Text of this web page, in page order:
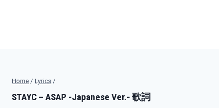
Home / Lyrics /
STAYC – ASAP -Japanese Ver.- 歌詞